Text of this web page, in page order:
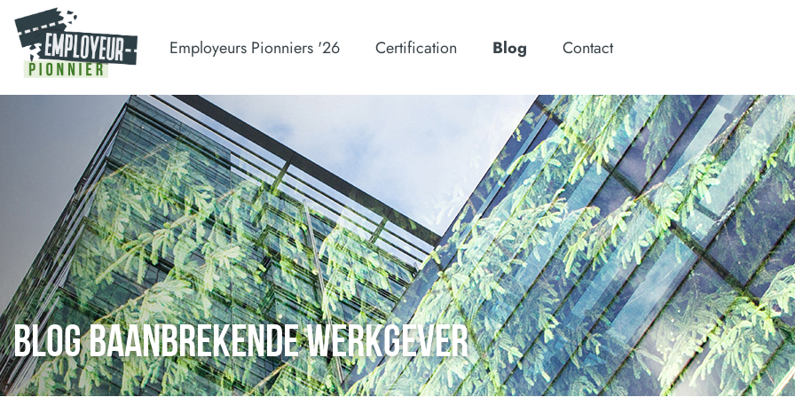
Employeurs Pionniers '26 Certification Blog Contact
BLOG BAANBREKENDE WERKGEVER